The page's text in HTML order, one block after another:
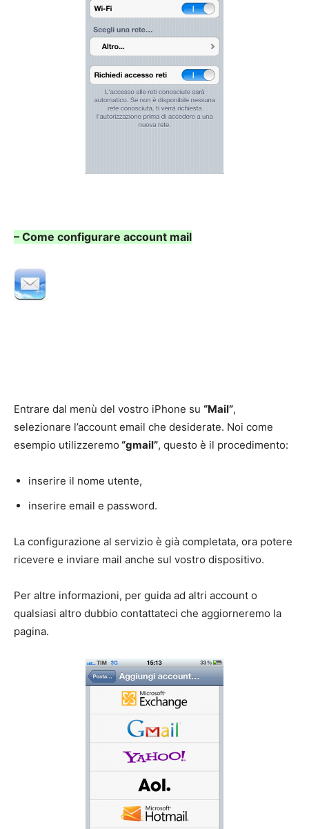
– Come configurare account mail
Entrare dal menù del vostro iPhone su “Mail”,
selezionare l’account email che desiderate. Noi come
esempio utilizzeremo “gmail”, questo è il procedimento:
inserire il nome utente,
inserire email e password.
La configurazione al servizio è già completata, ora potere
ricevere e inviare mail anche sul vostro dispositivo.
Per altre informazioni, per guida ad altri account o
qualsiasi altro dubbio contattateci che aggiorneremo la
pagina.